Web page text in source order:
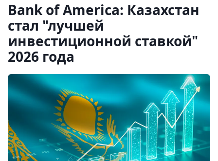
Bank of America: Казахстан
стал "лучшей
инвестиционной ставкой"
2026 года